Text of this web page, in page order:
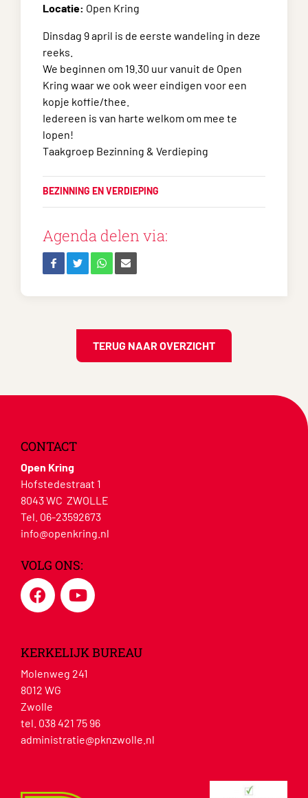
Locatie: Open Kring
Dinsdag 9 april is de eerste wandeling in deze
reeks.
We beginnen om 19.30 uur vanuit de Open
Kring waar we ook weer eindigen voor een
kopje koffie/thee.
Iedereen is van harte welkom om mee te
lopen!
Taakgroep Bezinning & Verdieping
BEZINNING EN VERDIEPING
Agenda delen via:
TERUG NAAR OVERZICHT
CONTACT
Open Kring
Hofstedestraat 1
8043 WC ZWOLLE
Tel. 06-23592673
info@openkring.nl
VOLG ONS:
KERKELIJK BUREAU
Molenweg 241
8012 WG
Zwolle
tel. 038 421 75 96
administratie@pknzwolle.nl